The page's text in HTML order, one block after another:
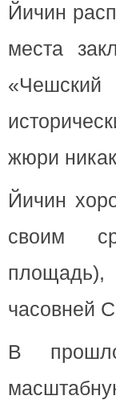
Йичин
места
жюри
Йичин
своим
часовней
В